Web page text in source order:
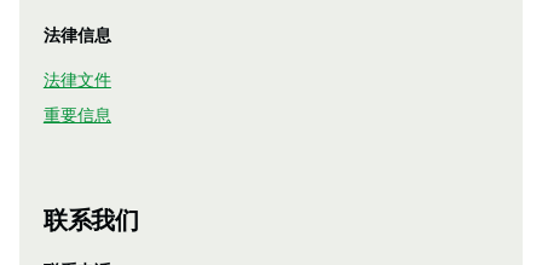
法律信息
法律文件
重要信息
联系我们